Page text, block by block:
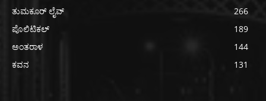
ತುಮಕೂರ್ ಲೈವ್
266
ಪೊಲಿಟಿಕಲ್
189
ಅಂತರಾಳ
144
ಕವನ
131